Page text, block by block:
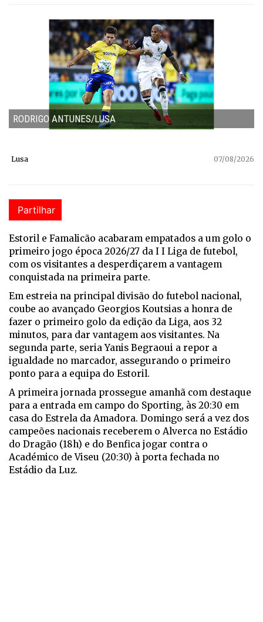
RODRIGO ANTUNES/LUSA
Lusa 07/08/2026
Partilhar
Estoril e Famalicão acabaram empatados a um golo o
primeiro jogo época 2026/27 da I I Liga de futebol,
com os visitantes a desperdiçarem a vantagem
conquistada na primeira parte.
Em estreia na principal divisão do futebol nacional,
coube ao avançado Georgios Koutsias a honra de
fazer o primeiro golo da edição da Liga, aos 32
minutos, para dar vantagem aos visitantes. Na
segunda parte, seria Yanis Begraoui a repor a
igualdade no marcador, assegurando o primeiro
ponto para a equipa do Estoril.
A primeira jornada prossegue amanhã com destaque
para a entrada em campo do Sporting, às 20:30 em
casa do Estrela da Amadora. Domingo será a vez dos
campeões nacionais receberem o Alverca no Estádio
do Dragão (18h) e do Benfica jogar contra o
Académico de Viseu (20:30) à porta fechada no
Estádio da Luz.